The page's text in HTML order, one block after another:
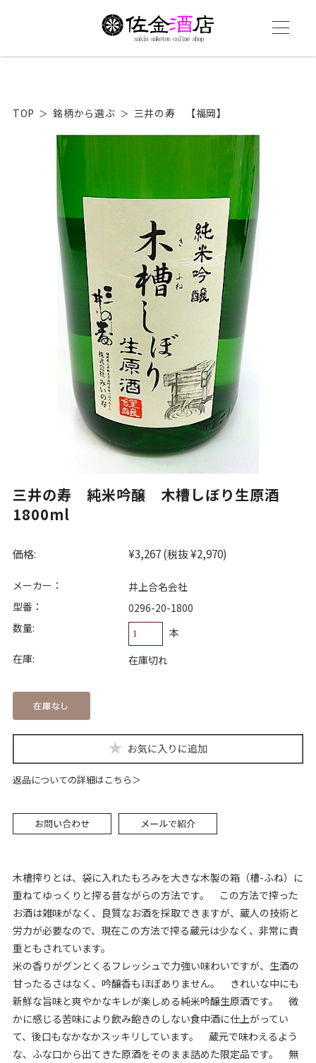
TOP 銘柄から選ぶ 三井の寿 【福岡】
三井の寿 純米吟醸 木槽しぼり生原酒
1800ml
価格: ¥3,267(税抜 ¥2,970)
メーカー：
井上合名会社
型番：
0296-20-1800
数量:
本
在庫:
在庫切れ
返品についての詳細はこちら
木槽搾りとは、袋に入れたもろみを大きな木製の箱（槽-ふね）に
重ねてゆっくりと搾る昔ながらの方法です。 この方法で搾った
お酒は雑味がなく、良質なお酒を採取できますが、蔵人の技術と
労力が必要なので、現在この方法で搾る蔵元は少なく、非常に貴
重ともされています。
米の香りがグンとくるフレッシュで力強い味わいですが、生酒の
甘ったるさはなく、吟醸香もほぼありません。 きれいな中にも
新鮮な旨味と爽やかなキレが楽しめる純米吟醸生原酒です。 微
かに感じる苦味により飲み飽きのしない食中酒に仕上がってい
て、後口もなかなかスッキリしています。 蔵元で味わえるよう
な、ふな口から出てきた原酒をそのまま詰めた限定品です。 無